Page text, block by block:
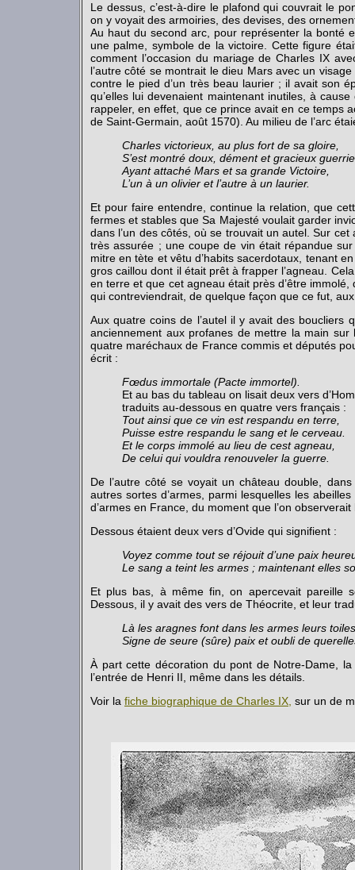
Le dessus, c’est-à-dire le plafond qui couvrait le
on y voyait des armoiries, des devises, des
Au haut du second arc, pour représenter la bonté
une palme, symbole de la victoire. Cette figure
comment l’occasion du mariage de Charles IX
l’autre côté se montrait le dieu Mars avec un
contre le pied d’un très beau laurier ; il avait son
qu’elles lui devenaient maintenant inutiles, à
rappeler, en effet, que ce prince avait en ce temps
de Saint-Germain, août 1570). Au milieu de l’arc
Charles victorieux, au plus fort de sa gloire,
S’est montré doux, dément et gracieux
Ayant attaché Mars et sa grande Victoire,
L’un à un olivier et l’autre à un laurier.
Et pour faire entendre, continue la relation, que
fermes et stables que Sa Majesté voulait garder
dans l’un des côtés, où se trouvait un autel. Sur
très assurée ; une coupe de vin était répandue
mitre en tète et vêtu d’habits sacerdotaux, tenant
gros caillou dont il était prêt à frapper l’agneau.
en terre et que cet agneau était près d’être
qui contreviendrait, de quelque façon que ce fut,
Aux quatre coins de l’autel il y avait des boucliers
anciennement aux profanes de mettre la main
quatre maréchaux de France commis et députés
écrit :
Fœdus immortale (Pacte immortel).
Et au bas du tableau on lisait deux vers
traduits au-dessous en quatre vers français :
Tout ainsi que ce vin est respandu en terre,
Puisse estre respandu le sang et le cerveau.
Et le corps immolé au lieu de cest agneau,
De celui qui vouldra renouveler la guerre.
De l’autre côté se voyait un château double,
autres sortes d’armes, parmi lesquelles les
d’armes en France, du moment que l’on
Dessous étaient deux vers d’Ovide qui signifient :
Voyez comme tout se réjouit d’une paix
Le sang a teint les armes ; maintenant elles
Et plus bas, à même fin, on apercevait pareille
Dessous, il y avait des vers de Théocrite, et leur
Là les aragnes font dans les armes leurs
Signe de seure (sûre) paix et oubli de
À part cette décoration du pont de Notre-Dame,
l’entrée de Henri II, même dans les détails.
Voir la fiche biographique de Charles IX, sur un de